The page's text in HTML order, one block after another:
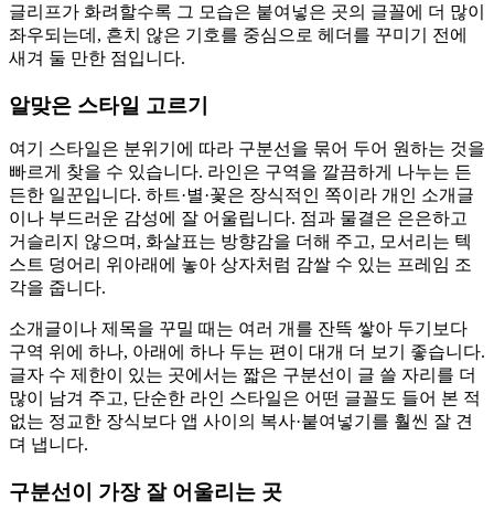
글리프가 화려할수록 그 모습은 붙여넣은 곳의 글꼴에 더 많이
좌우되는데, 흔치 않은 기호를 중심으로 헤더를 꾸미기 전에
새겨 둘 만한 점입니다.
알맞은 스타일 고르기
여기 스타일은 분위기에 따라 구분선을 묶어 두어 원하는 것을
빠르게 찾을 수 있습니다. 라인은 구역을 깔끔하게 나누는 든
든한 일꾼입니다. 하트·별·꽃은 장식적인 쪽이라 개인 소개글
이나 부드러운 감성에 잘 어울립니다. 점과 물결은 은은하고
거슬리지 않으며, 화살표는 방향감을 더해 주고, 모서리는 텍
스트 덩어리 위아래에 놓아 상자처럼 감쌀 수 있는 프레임 조
각을 줍니다.
소개글이나 제목을 꾸밀 때는 여러 개를 잔뜩 쌓아 두기보다
구역 위에 하나, 아래에 하나 두는 편이 대개 더 보기 좋습니다.
글자 수 제한이 있는 곳에서는 짧은 구분선이 글 쓸 자리를 더
많이 남겨 주고, 단순한 라인 스타일은 어떤 글꼴도 들어 본 적
없는 정교한 장식보다 앱 사이의 복사·붙여넣기를 훨씬 잘 견
뎌 냅니다.
구분선이 가장 잘 어울리는 곳